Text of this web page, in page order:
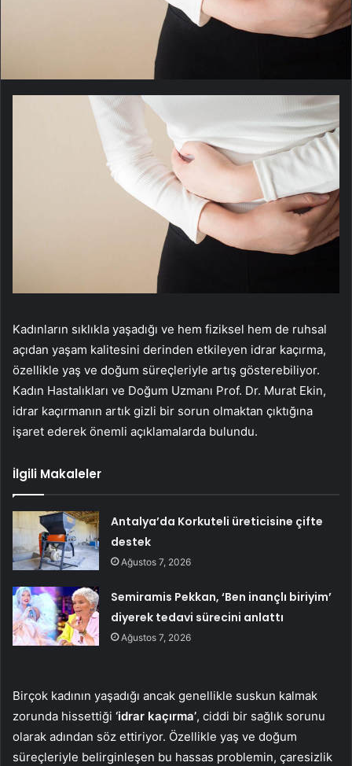
Kadınların sıklıkla yaşadığı ve hem fiziksel hem de ruhsal
açıdan yaşam kalitesini derinden etkileyen idrar kaçırma,
özellikle yaş ve doğum süreçleriyle artış gösterebiliyor.
Kadın Hastalıkları ve Doğum Uzmanı Prof. Dr. Murat Ekin,
idrar kaçırmanın artık gizli bir sorun olmaktan çıktığına
işaret ederek önemli açıklamalarda bulundu.
İlgili Makaleler
Antalya’da Korkuteli üreticisine çifte
destek
Ağustos 7, 2026
Semiramis Pekkan, ‘Ben inançlı biriyim’
diyerek tedavi sürecini anlattı
Ağustos 7, 2026
Birçok kadının yaşadığı ancak genellikle suskun kalmak
zorunda hissettiği ‘idrar kaçırma’, ciddi bir sağlık sorunu
olarak adından söz ettiriyor. Özellikle yaş ve doğum
süreçleriyle belirginleşen bu hassas problemin, çaresizlik